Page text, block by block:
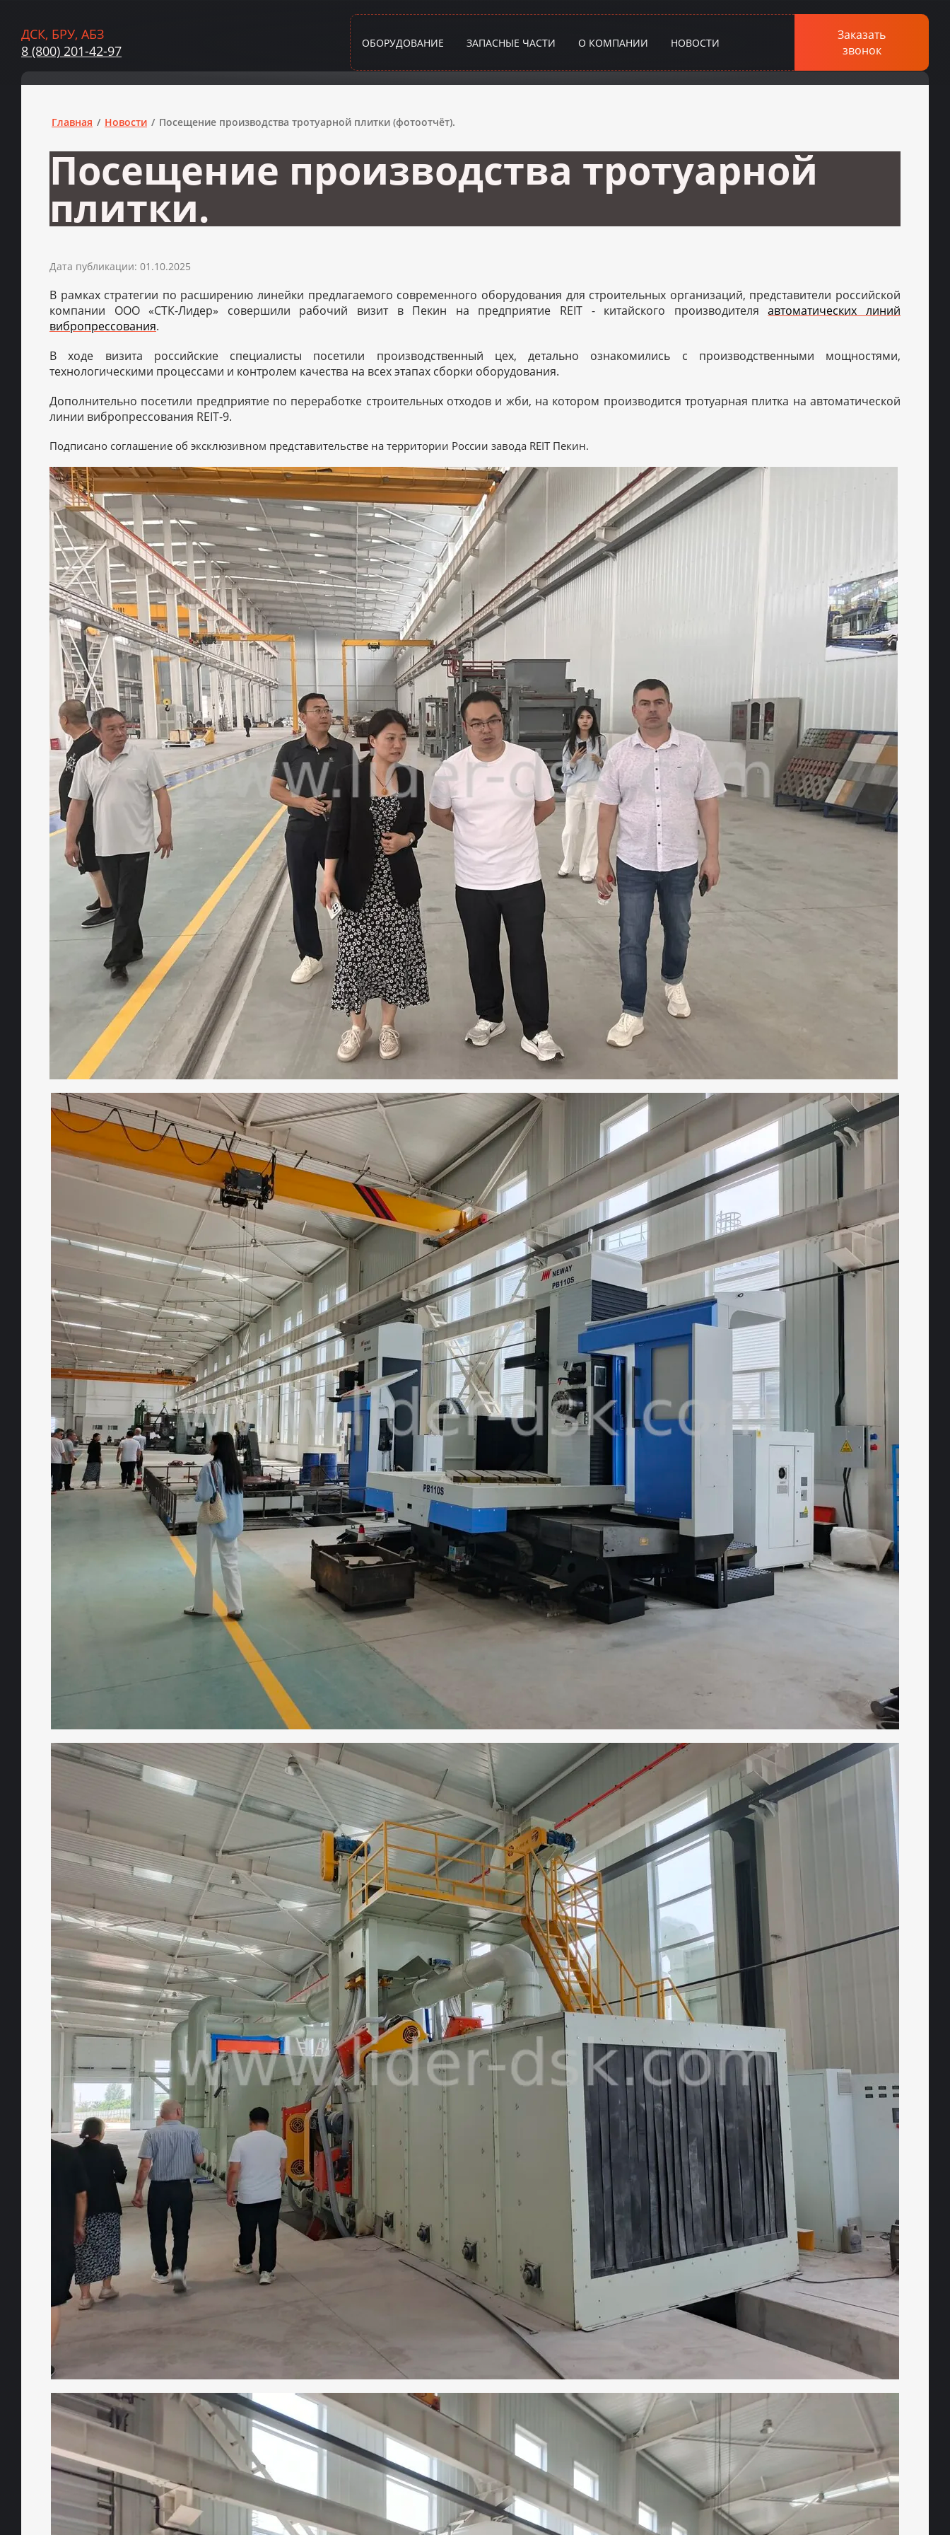
ДСК, БРУ, АБЗ
8 (800) 201-42-97
ОБОРУДОВАНИЕ ЗАПАСНЫЕ ЧАСТИ О КОМПАНИИ НОВОСТИ
Заказать
звонок
МЕТАЛЛООБРАБОТКА
Главная / Новости / Посещение производства тротуарной плитки (фотоотчёт).
Посещение производства тротуарной
плитки.
Дата публикации: 01.10.2025
В рамках стратегии по расширению линейки предлагаемого современного оборудования для строительных организаций, представители российской
компании ООО «СТК-Лидер» совершили рабочий визит в Пекин на предприятие REIT - китайского производителяавтоматических линий
вибропрессования.
В ходе визита российские специалисты посетили производственный цех, детально ознакомились с производственными мощностями,
технологическими процессами и контролем качества на всех этапах сборки оборудования.
Дополнительно посетили предприятие по переработке строительных отходов и жби, на котором производится тротуарная плитка на автоматической
линии вибропрессования REIT-9.
Подписано соглашение об эксклюзивном представительстве на территории России завода REIT Пекин.